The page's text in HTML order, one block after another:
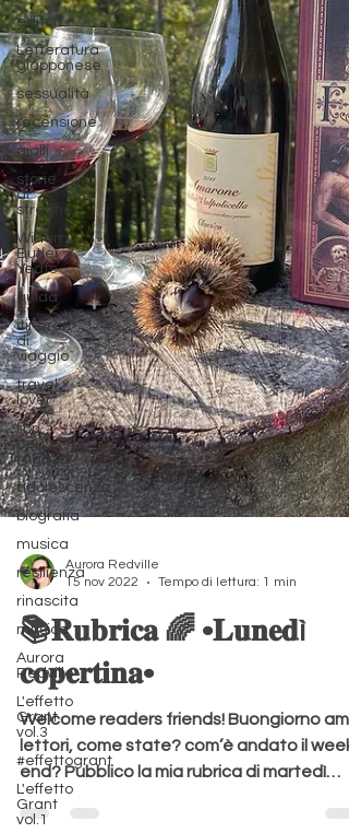
editori
Letteratura
giapponese
sessualità
recensione
gialli
storie
di
streghe
William
Butler
Yeats
guida
itinerari
di
viaggio
travel
lover
libri
per
ragazzi
adolescenza
biografia
musica
resilienza
rinascita
musica
Aurora
Redville
L'effetto
Grant
vol.3
#effettogrant
L'effetto
Grant
vol.1
15 nov 2022
📚𝐑𝐮𝐛𝐫𝐢𝐜𝐚 🌈 •𝐋𝐮𝐧𝐞𝐝ì
𝐜𝐨𝐩𝐞𝐫𝐭𝐢𝐧𝐚•
Welcome readers friends! Buongiorno